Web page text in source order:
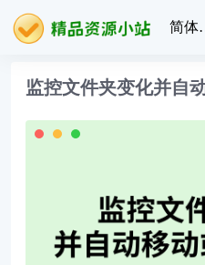
监控文件夹变化并自